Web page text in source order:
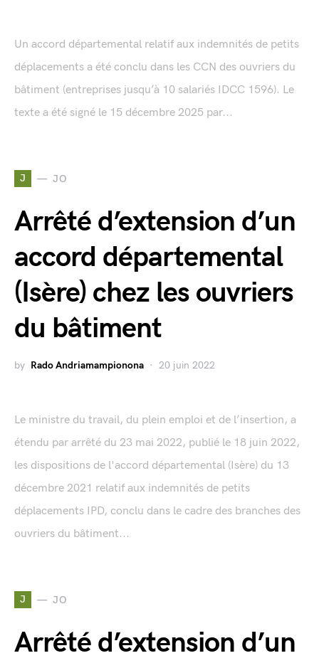
Un accord départemental relatif aux indemnités de petits
déplacements a été conclu dans les CCN des ouvriers du
bâtiment (entreprises jusqu’à 10 salariés IDCC 1596). Le
texte a été signé le 15 décembre 2025 par...
J JO
Arrêté d’extension d’un
accord départemental
(Isère) chez les ouvriers
du bâtiment
by Rado Andriamampionona 20 juin 2022
Le ministre du travail, du plein emploi et de l’insertion, a
étendu par arrêté du 23 mai 2022, publié le 18 juin 2022,
les dispositions de l'accord départemental (Isère) du 13
décembre 2021 relatif aux indemnités de petits
déplacements IPD, conclu dans le cadre des branches des
ouvriers du bâtiment...
J JO
Arrêté d’extension d’un